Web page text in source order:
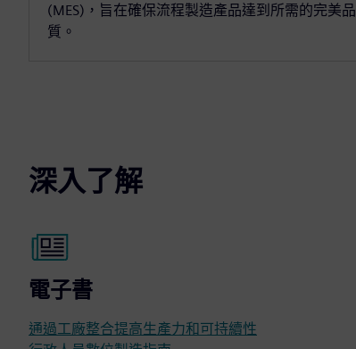
(MES)，旨在確保流程製造產品達到所需的完美品
質。
深入了解
電子書
通過工廠整合提高生產力和可持續性